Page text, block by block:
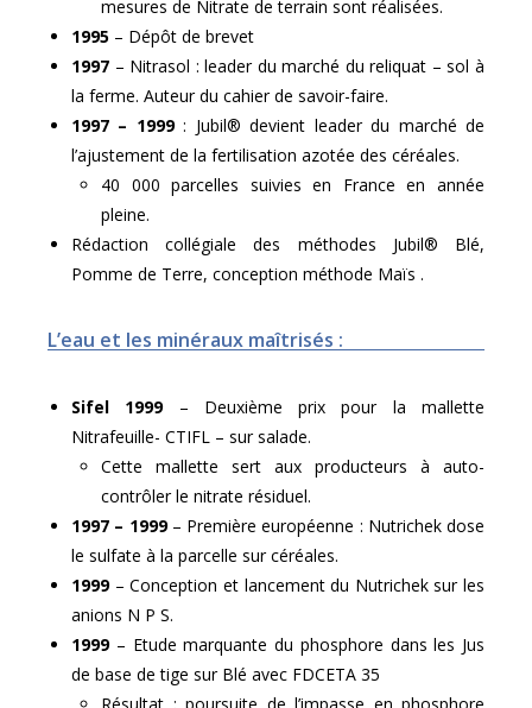
mesures de Nitrate de terrain sont réalisées.
1995 – Dépôt de brevet
1997 – Nitrasol : leader du marché du reliquat – sol à
la ferme. Auteur du cahier de savoir-faire.
1997 – 1999: Jubil® devient leader du marché de
l’ajustement de la fertilisation azotée des céréales.
40 000 parcelles suivies en France en année
pleine.
Rédaction collégiale des méthodes Jubil® Blé,
Pomme de Terre, conception méthode Maïs .
L’eau et les minéraux maîtrisés :
Sifel 1999– Deuxième prix pour la mallette
Nitrafeuille- CTIFL – sur salade.
Cette mallette sert aux producteurs à auto-
contrôler le nitrate résiduel.
1997 – 1999– Première européenne : Nutrichek dose
le sulfate à la parcelle sur céréales.
1999– Conception et lancement du Nutrichek sur les
anions N P S.
1999– Etude marquante du phosphore dans les Jus
de base de tige sur Blé avec FDCETA 35